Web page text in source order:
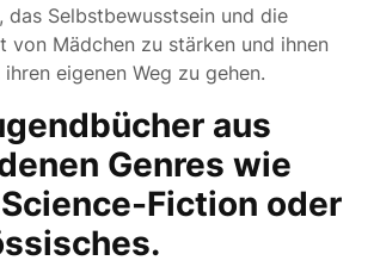
das Selbstbewusstsein und die
von Mädchen zu stärken und ihnen
eigenen Weg zu gehen.
aus
Genres wie
Fiction oder